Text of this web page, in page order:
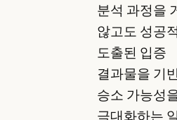
분석 과정을
않고도 성공
도출된 입증
결과물을 기
승소 가능성
극대화하는